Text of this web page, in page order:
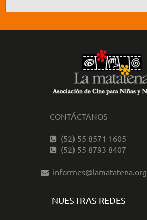
CONTÁCTANOS
(52) 55 8571 1605
(52) 55 8793 8407
informes@lamatatena.org
NUESTRAS REDES